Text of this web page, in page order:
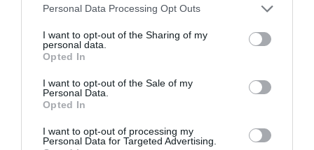
Personal Data Processing Opt Outs
I want to opt-out of the Sharing of my
personal data.
Opted In
I want to opt-out of the Sale of my
Personal Data.
Opted In
I want to opt-out of processing my
Personal Data for Targeted Advertising.